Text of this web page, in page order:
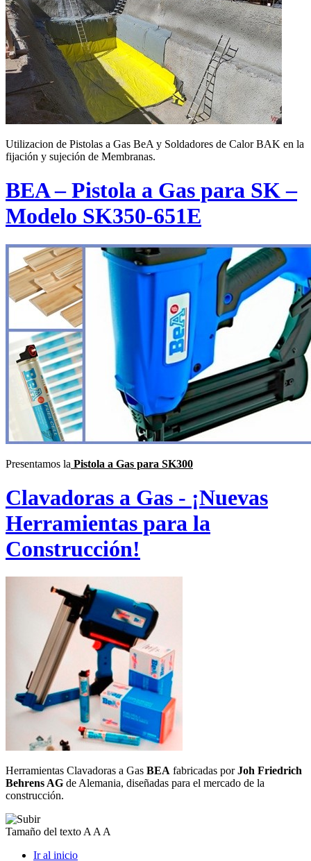
Utilizacion de Pistolas a Gas BeA y Soldadores de Calor BAK en la
fijación y sujeción de Membranas.
BEA – Pistola a Gas para SK –
Modelo SK350-651E
Presentamos la Pistola a Gas para SK300
Clavadoras a Gas - ¡Nuevas
Herramientas para la
Construcción!
Herramientas Clavadoras a Gas BEA fabricadas porJoh Friedrich
Behrens AG de Alemania, diseñadas para el mercado de la
construcción.
Tamaño del texto A A A
Ir al inicio